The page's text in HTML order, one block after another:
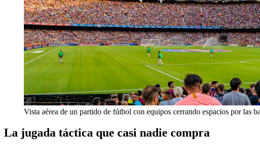
Vista aérea de un partido de fútbol con equipos cerrando espacios por las
La jugada táctica que casi nadie compra